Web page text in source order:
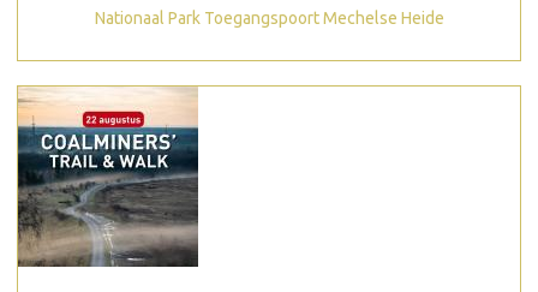
Nationaal Park Toegangspoort Mechelse Heide